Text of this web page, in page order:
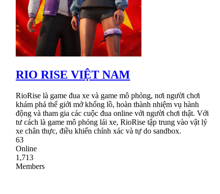
RIO RISE VIỆT NAM
RioRise là game đua xe và game mô phỏng, nơi người chơi
khám phá thế giới mở khổng lồ, hoàn thành nhiệm vụ hành
động và tham gia các cuộc đua online với người chơi thật. Với
tư cách là game mô phỏng lái xe, RioRise tập trung vào vật lý
xe chân thực, điều khiển chính xác và tự do sandbox.
63
Online
1,713
Members